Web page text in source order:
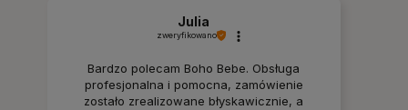
Julia
zweryfikowano
Bardzo polecam Boho Bebe. Obsługa
profesjonalna i pomocna, zamówienie
zostało zrealizowane błyskawicznie, a